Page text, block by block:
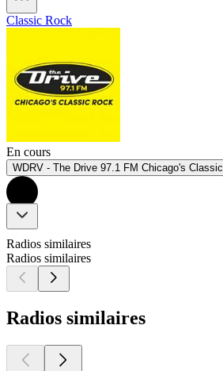
Classic Rock
En cours
WDRV - The Drive 97.1 FM Chicago's Classic
Radios similaires
Radios similaires
Radios similaires